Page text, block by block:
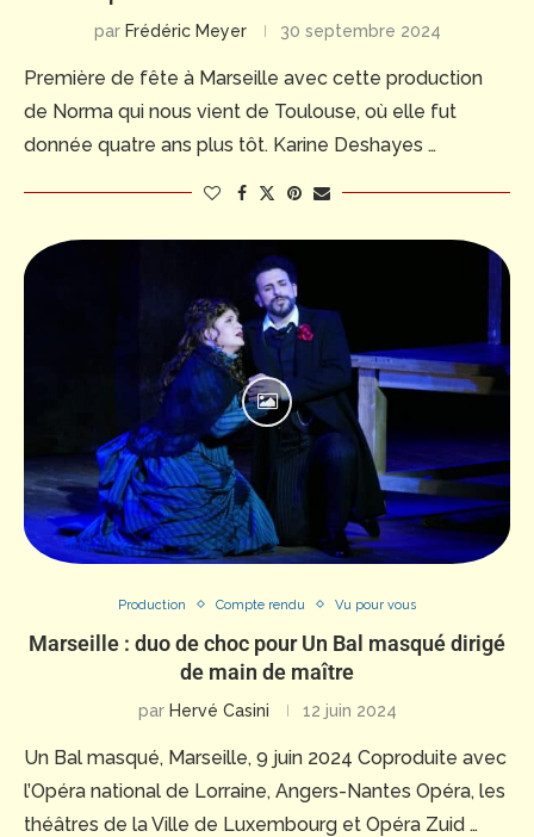
par Frédéric Meyer 30 septembre 2024
Première de fête à Marseille avec cette production
de Norma qui nous vient de Toulouse, où elle fut
donnée quatre ans plus tôt. Karine Deshayes …
Production Compte rendu Vu pour vous
Marseille : duo de choc pour Un Bal masqué dirigé
de main de maître
par Hervé Casini 12 juin 2024
Un Bal masqué, Marseille, 9 juin 2024 Coproduite avec
l’Opéra national de Lorraine, Angers-Nantes Opéra, les
théâtres de la Ville de Luxembourg et Opéra Zuid …